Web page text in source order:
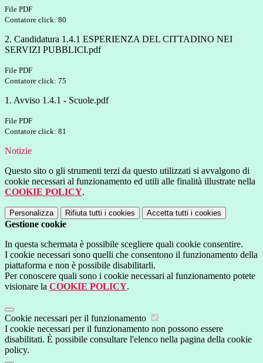
File PDF
Contatore click: 80
2. Candidatura 1.4.1 ESPERIENZA DEL CITTADINO NEI
SERVIZI PUBBLICI.pdf
File PDF
Contatore click: 75
1. Avviso 1.4.1 - Scuole.pdf
File PDF
Contatore click: 81
Notizie
Questo sito o gli strumenti terzi da questo utilizzati si avvalgono di
cookie necessari al funzionamento ed utili alle finalità illustrate nella
COOKIE POLICY.
Personalizza Rifiuta tutti i cookies Accetta tutti i cookies
Gestione cookie
In questa schermata è possibile scegliere quali cookie consentire.
I cookie necessari sono quelli che consentono il funzionamento della
piattaforma e non è possibile disabilitarli.
Per conoscere quali sono i cookie necessari al funzionamento potete
visionare la COOKIE POLICY.
Cookie necessari per il funzionamento
I cookie necessari per il funzionamento non possono essere
disabilitati. È possibile consultare l'elenco nella pagina della cookie
policy.